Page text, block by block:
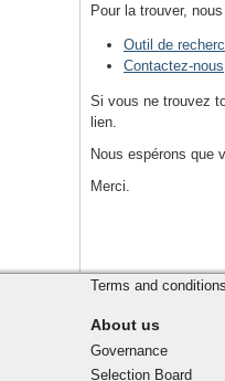
Pour la trouver,
Outil de
Contactez-nous
Si vous ne trouvez
lien.
Nous espérons que
Merci.
footer
Terms and conditions
About us
Governance
Selection Board